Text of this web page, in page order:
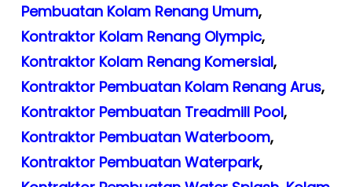
Pembuatan Kolam Renang Umum,
Kontraktor Kolam Renang Olympic,
Kontraktor Kolam Renang Komersial,
Kontraktor Pembuatan Kolam Renang Arus,
Kontraktor Pembuatan Treadmill Pool,
Kontraktor Pembuatan Waterboom,
Kontraktor Pembuatan Waterpark,